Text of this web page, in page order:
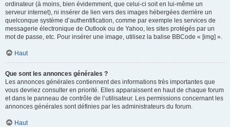
ordinateur (à moins, bien évidemment, que celui-ci soit en lui-même un
serveur internet), ni insérer de lien vers des images hébergées derrière un
quelconque système d’authentification, comme par exemple les services de
messagerie électronique de Outlook ou de Yahoo, les sites protégés par un
mot de passe, etc. Pour insérer une image, utilisez la balise BBCode « [img] ».
Haut
Que sont les annonces générales ?
Les annonces générales contiennent des informations très importantes que
vous devriez consulter en priorité. Elles apparaissent en haut de chaque forum
et dans le panneau de contrôle de l’utilisateur. Les permissions concernant les
annonces générales sont définies par les administrateurs du forum.
Haut